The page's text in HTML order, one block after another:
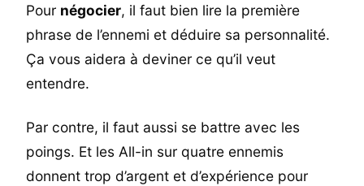
Pour négocier, il faut bien lire la première
phrase de l’ennemi et déduire sa personnalité.
Ça vous aidera à deviner ce qu’il veut
entendre.
Par contre, il faut aussi se battre avec les
poings. Et les All-in sur quatre ennemis
donnent trop d’argent et d’expérience pour